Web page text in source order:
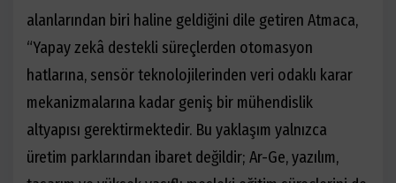
alanlarından biri haline geldiğini dile getiren Atmaca,
“Yapay zekâ destekli süreçlerden otomasyon
hatlarına, sensör teknolojilerinden veri odaklı karar
mekanizmalarına kadar geniş bir mühendislik
altyapısı gerektirmektedir. Bu yaklaşım yalnızca
üretim parklarından ibaret değildir; Ar-Ge, yazılım,